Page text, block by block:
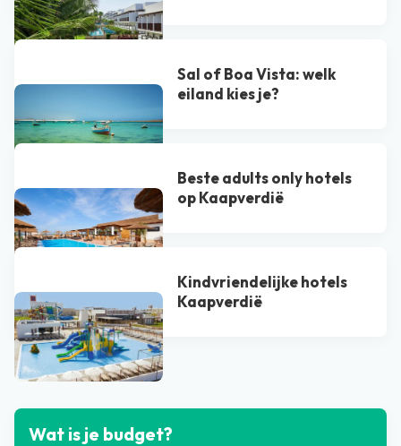
Sal of Boa Vista​: welk
eiland kies je?
Beste adults only hotels
op Kaapverdië
Kindvriendelijke hotels
Kaapverdië
Bekijk alle blogs
Wat is je budget?